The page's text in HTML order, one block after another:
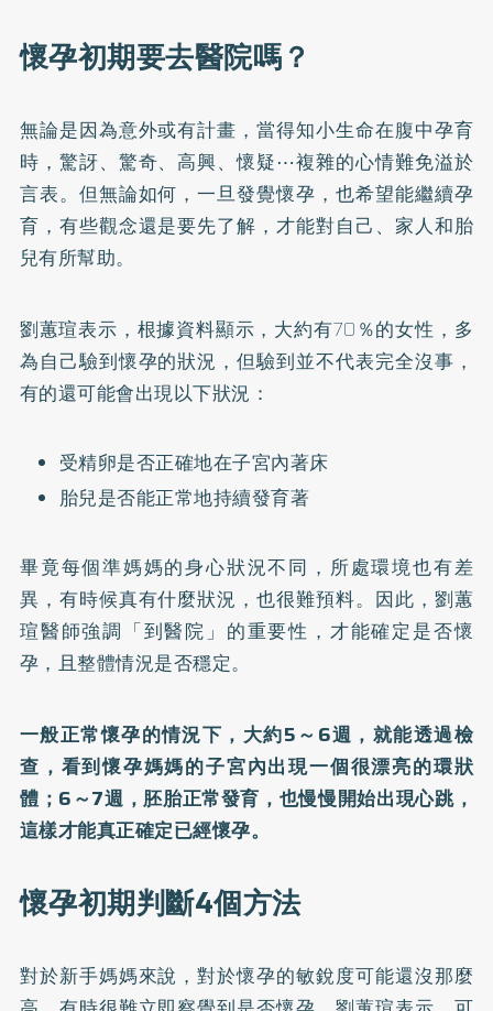
懷孕初期要去醫院嗎？
無論是因為意外或有計畫，當得知小生命在腹中孕育
時，驚訝、驚奇、高興、懷疑⋯複雜的心情難免溢於
言表。但無論如何，一旦發覺懷孕，也希望能繼續孕
育，有些觀念還是要先了解，才能對自己、家人和胎
兒有所幫助。
劉蕙瑄表示，根據資料顯示，大約有70％的女性，多
為自己驗到懷孕的狀況，但驗到並不代表完全沒事，
有的還可能會出現以下狀況：
受精卵是否正確地在子宮內著床
胎兒是否能正常地持續發育著
畢竟每個準媽媽的身心狀況不同，所處環境也有差
異，有時候真有什麼狀況，也很難預料。因此，劉蕙
瑄醫師強調「到醫院」的重要性，才能確定是否懷
孕，且整體情況是否穩定。
一般正常懷孕的情況下，大約5～6週，就能透過檢
查，看到懷孕媽媽的子宮內出現一個很漂亮的環狀
體；6～7週，胚胎正常發育，也慢慢開始出現心跳，
這樣才能真正確定已經懷孕。
懷孕初期判斷4個方法
對於新手媽媽來說，對於懷孕的敏銳度可能還沒那麼